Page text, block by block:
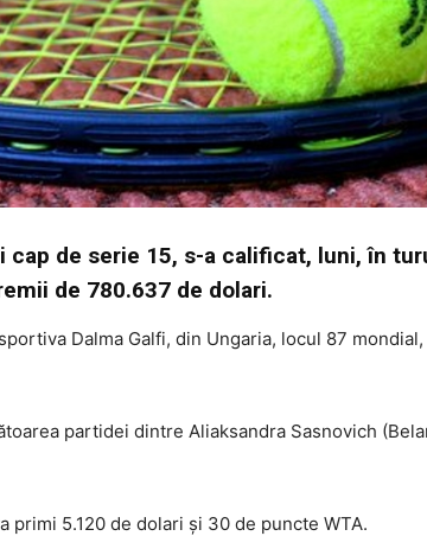
cap de serie 15, s-a calificat, luni, în
de 780.637 de dolari.
Dalma Galfi, din Ungaria, locul 87 mondial,
partidei dintre Aliaksandra Sasnovich
primi 5.120 de dolari şi 30 de puncte WTA.